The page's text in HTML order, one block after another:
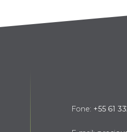
Fone: +55 61